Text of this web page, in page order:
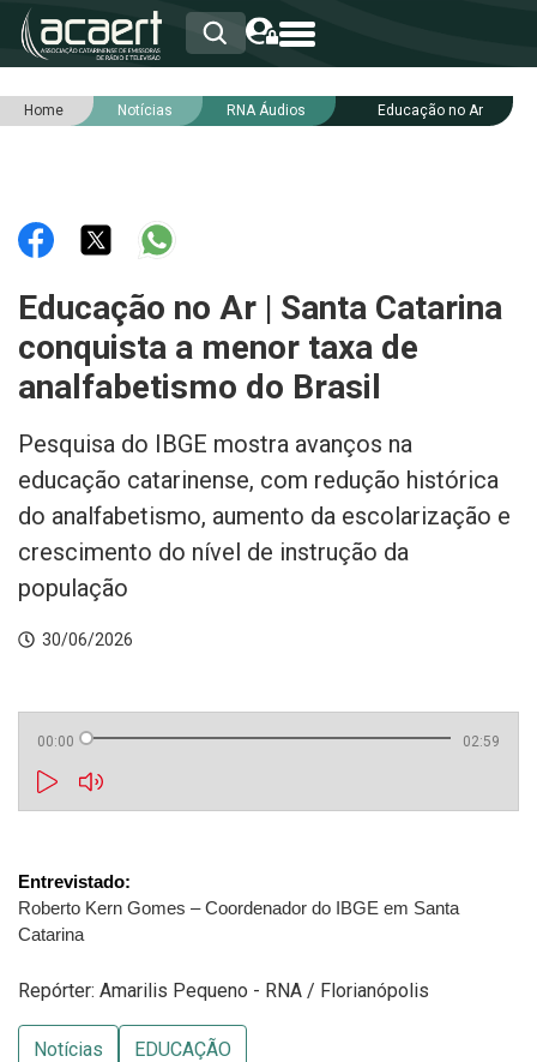
HOME
RNA
NOTÍCIAS
SERVIÇOS
INTEGRIDADE
Home Notícias RNA Áudios Educação no Ar
Educação no Ar | Santa Catarina
conquista a menor taxa de
analfabetismo do Brasil
Pesquisa do IBGE mostra avanços na
educação catarinense, com redução histórica
do analfabetismo, aumento da escolarização e
crescimento do nível de instrução da
população
30/06/2026
00:00 02:59
Roberto Kern Gomes – Coordenador do IBGE em Santa
Catarina
Repórter: Amarilis Pequeno - RNA / Florianópolis
Notícias EDUCAÇÃO